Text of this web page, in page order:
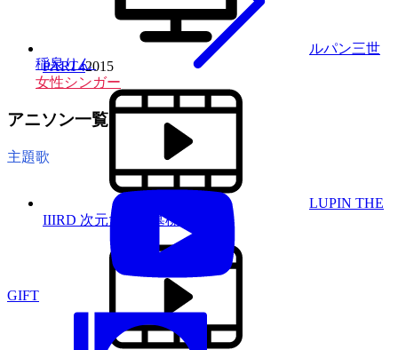
ルパン三世
PART42015
LUPIN THE
IIIRD 次元大介の墓標
稲泉りん
女性シンガー
アニソン一覧
主題歌
GIFT